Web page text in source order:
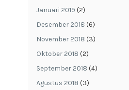
Januari 2019 (2)
Desember 2018 (6)
November 2018 (3)
Oktober 2018 (2)
September 2018 (4)
Agustus 2018 (3)